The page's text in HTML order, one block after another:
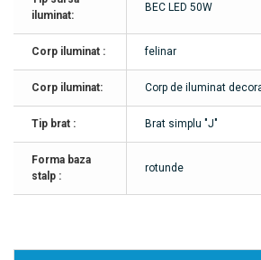
iluminat:
BEC LED 50W
Corp iluminat : felinar
Corp iluminat: Corp de iluminat
Tip brat : Brat simplu "J"
Forma baza
stalp :
rotunde